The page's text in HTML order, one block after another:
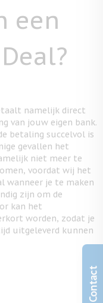
Contact
een
namelijk direct
van jouw eigen bank.
betaling succelvol is
gevallen het
niet meer te
voordat wij het
wanneer je te maken
zijn om de
kan het
worden, zodat je
uitgeleverd kunnen